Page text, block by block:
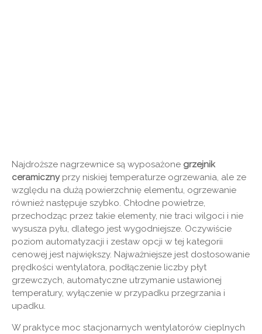
Najdroższe nagrzewnice są wyposażone grzejnik
ceramicznyprzy niskiej temperaturze ogrzewania, ale ze
względu na dużą powierzchnię elementu, ogrzewanie
również następuje szybko. Chłodne powietrze,
przechodząc przez takie elementy, nie traci wilgoci i nie
wysusza pyłu, dlatego jest wygodniejsze. Oczywiście
poziom automatyzacji i zestaw opcji w tej kategorii
cenowej jest największy. Najważniejsze jest dostosowanie
prędkości wentylatora, podłączenie liczby płyt
grzewczych, automatyczne utrzymanie ustawionej
temperatury, wyłączenie w przypadku przegrzania i
upadku.
W praktyce moc stacjonarnych wentylatorów cieplnych